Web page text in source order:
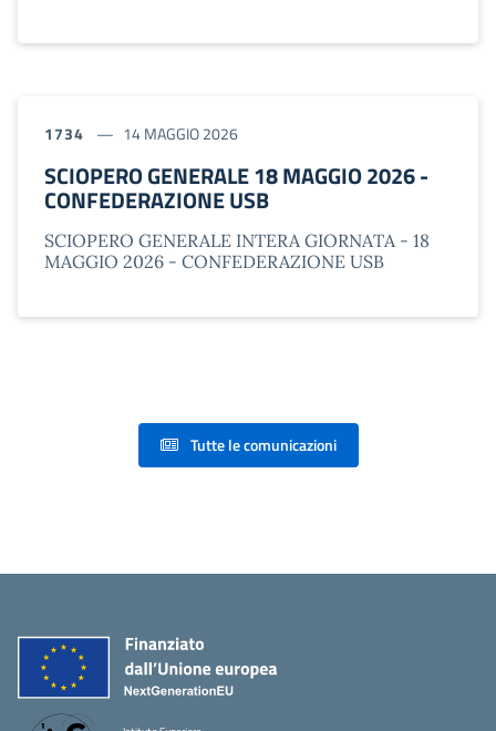
1734 14 MAGGIO 2026
SCIOPERO GENERALE 18 MAGGIO 2026 -
CONFEDERAZIONE USB
SCIOPERO GENERALE INTERA GIORNATA - 18
MAGGIO 2026 - CONFEDERAZIONE USB
Tutte le comunicazioni